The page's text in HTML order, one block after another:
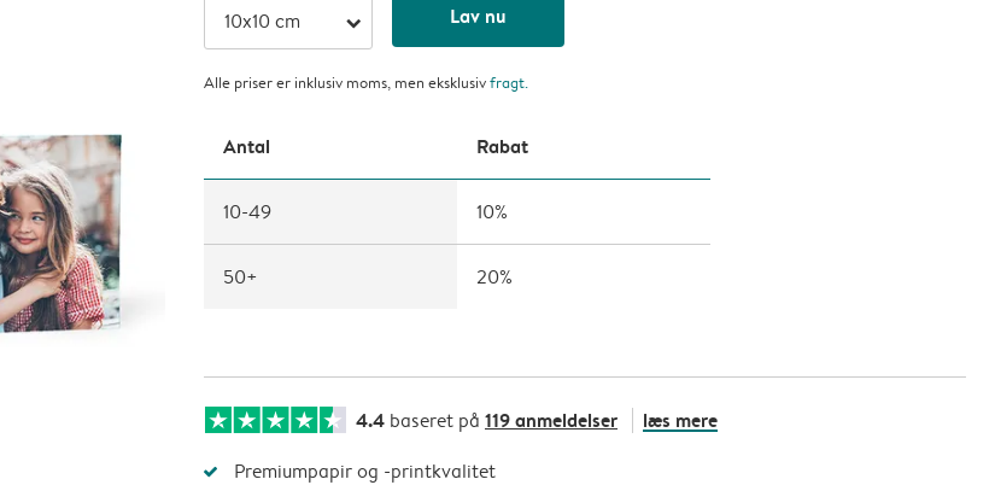
arrow_right Lav nu
Alle priser er inklusiv moms, men eksklusivfragt.
Antal Rabat
10-49 10%
50+ 20%
4.4 baseret på 119 anmeldelser læs mere
Premiumpapir og -printkvalitet